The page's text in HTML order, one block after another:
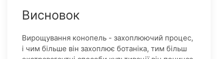
Висновок
Вирощування конопель - захоплюючий процес,
і чим більше він захоплює ботаніка, тим більш